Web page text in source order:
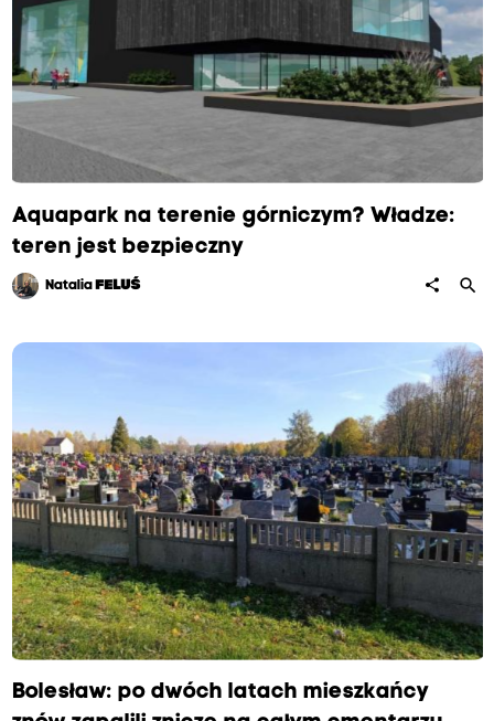
Aquapark na terenie górniczym? Władze:
teren jest bezpieczny
Natalia FELUŚ share search
Bolesław: po dwóch latach mieszkańcy